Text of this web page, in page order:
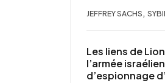
JEFFREY SACHS ,
Les liens de
l’armée
d’espionnage